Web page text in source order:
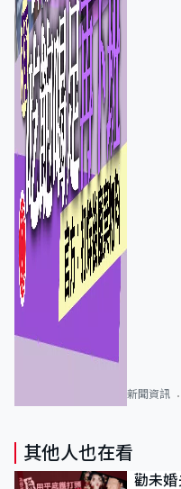
新聞資訊
其他人也在看
勸未